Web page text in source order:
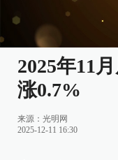
2025年11
涨0.7%
来源： 光明网
2025-12-11 16:30